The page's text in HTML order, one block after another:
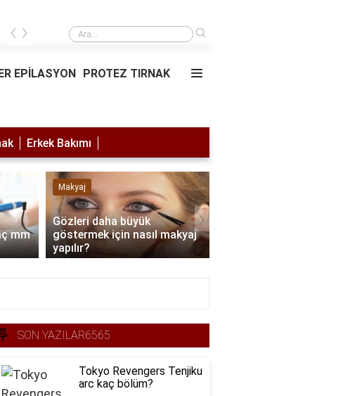
Saç simülasyonu
‹ ›
EPİLASYON PROTEZ TIRNAK
Erkek Bakımı
mm
Makyaj
Gözleri daha büyük
göstermek için nasıl makyaj
yapılır?
›
SON YAZILAR6565
Tokyo Revengers Tenjiku
arc kaç bölüm?